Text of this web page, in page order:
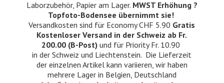
Laborzubehör, Papier am Lager. MWST Erhöhung ?
Topfoto-Bodensee übernimmt sie!
Versandkosten sind für Economy CHF 5.90 Gratis
Kostenloser Versand in der Schweiz ab Fr.
200.00 (B-Post) und für Priority Fr. 10.90
in der Schweiz und Liechtenstein. Die Lieferzeit
der einzelnen Artikel kann variieren, wir haben
mehrere Lager in Belgien, Deutschland